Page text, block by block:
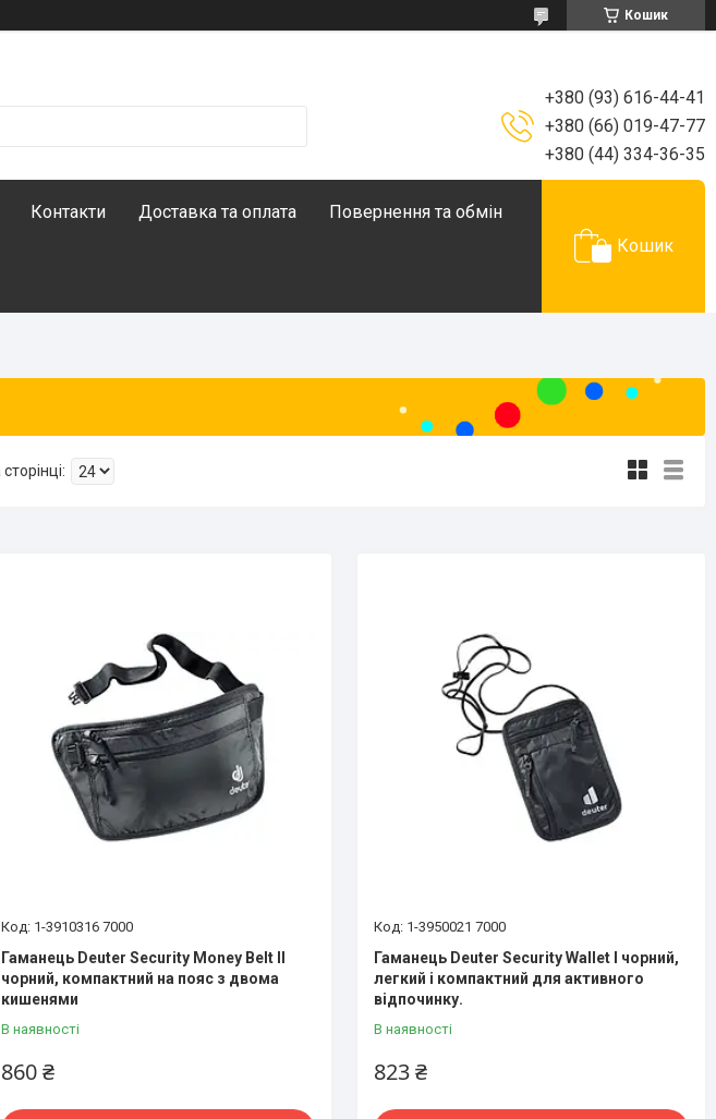
Кошик
+380 (93) 616-44-41
+380 (66) 019-47-77
+380 (44) 334-36-35
Контакти Доставка та оплата Повернення та обмін
Кошик
1-3910316 7000
Гаманець Deuter Security Money Belt II
чорний, компактний на пояс з двома
кишенями
В наявності
860 ₴
1-3950021 7000
Гаманець Deuter Security Wallet I чорний,
легкий і компактний для активного
відпочинку.
В наявності
823 ₴